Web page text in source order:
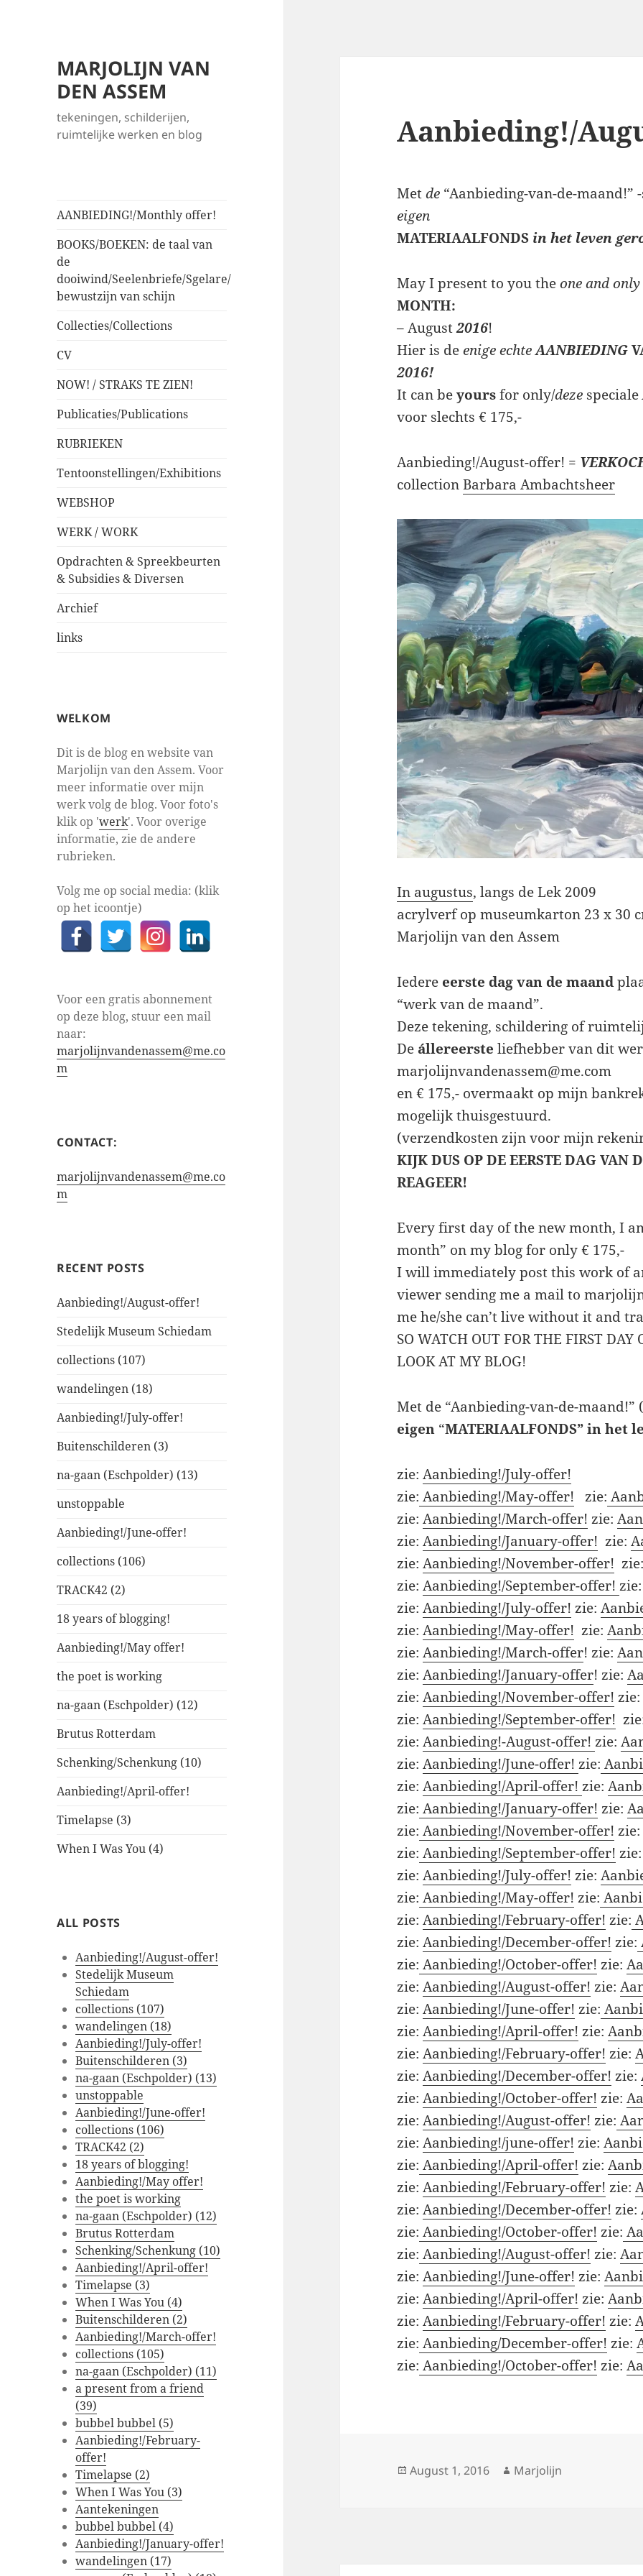
MARJOLIJN VAN
DEN ASSEM
tekeningen, schilderijen,
ruimtelijke werken en blog
AANBIEDING!/Monthly offer!
BOOKS/BOEKEN: de taal van
de
dooiwind/Seelenbriefe/Sgelare/
bewustzijn van schijn
Collecties/Collections
CV
NOW! / STRAKS TE ZIEN!
Publicaties/Publications
RUBRIEKEN
Tentoonstellingen/Exhibitions
WEBSHOP
WERK / WORK
Opdrachten & Spreekbeurten
& Subsidies & Diversen
Archief
links
WELKOM
Dit is de blog en website van
Marjolijn van den Assem. Voor
meer informatie over mijn
werk volg de blog. Voor foto's
klik op 'werk'. Voor overige
informatie, zie de andere
rubrieken.
Volg me op social media: (klik
op het icoontje)
Voor een gratis abonnement
op deze blog, stuur een mail
naar:
marjolijnvandenassem@me.co
m
CONTACT:
marjolijnvandenassem@me.co
m
RECENT POSTS
Aanbieding!/August-offer!
Stedelijk Museum Schiedam
collections (107)
wandelingen (18)
Aanbieding!/July-offer!
Buitenschilderen (3)
na-gaan (Eschpolder) (13)
unstoppable
Aanbieding!/June-offer!
collections (106)
TRACK42 (2)
18 years of blogging!
Aanbieding!/May offer!
the poet is working
na-gaan (Eschpolder) (12)
Brutus Rotterdam
Schenking/Schenkung (10)
Aanbieding!/April-offer!
Timelapse (3)
When I Was You (4)
ALL POSTS
Aanbieding!/August-offer!
Stedelijk Museum
Schiedam
collections (107)
wandelingen (18)
Aanbieding!/July-offer!
Buitenschilderen (3)
na-gaan (Eschpolder) (13)
unstoppable
Aanbieding!/June-offer!
collections (106)
TRACK42 (2)
18 years of blogging!
Aanbieding!/May offer!
the poet is working
na-gaan (Eschpolder) (12)
Brutus Rotterdam
Schenking/Schenkung (10)
Aanbieding!/April-offer!
Timelapse (3)
When I Was You (4)
Buitenschilderen (2)
Aanbieding!/March-offer!
collections (105)
na-gaan (Eschpolder) (11)
a present from a friend
(39)
bubbel bubbel (5)
Aanbieding!/February-
offer!
Timelapse (2)
When I Was You (3)
Aantekeningen
bubbel bubbel (4)
Aanbieding!/January-offer!
wandelingen (17)
Aanbieding!/
Metde “Aanbieding-van-de-
eigen
MATERIAALFONDS in het leven
May I present to you theone and
MONTH:
– August2016!
Hier is deenige echte AANBIEDING
2016!
It can beyoursfor only/deze speciale
voor slechts € 175,-
Aanbieding!/August-offer! =
collectionBarbara Ambachtsheer
In augustus, langs de Lek 2009
acrylverf op museumkarton 23 x 30
Marjolijn van den Assem
Iedere eerste dag van de maand
“werk van de maand”.
Deze tekening, schildering of
De állereerste liefhebber van dit
marjolijnvandenassem@me.com
en € 175,- overmaakt op mijn
mogelijk thuisgestuurd.
(verzendkosten zijn voor mijn
KIJK DUS OP DE EERSTE DAG VAN
REAGEER!
Every first day of the new month, I
month” on my blog for only € 175,-
I will immediately post this work of
viewer sending me a mail to
me he/she can’t live without it and
SO WATCH OUT FOR THE FIRST
LOOK AT MY BLOG!
Met de “Aanbieding-van-de-
eigen “MATERIAALFONDS” in het
zie:Aanbieding!/July-offer!
zie: Aanbieding!/May-offer! zie:
zie:Aanbieding!/March-offer! zie:
zie:Aanbieding!/January-offer! zie:
zie:Aanbieding!/November-offer!
zie:Aanbieding!/September-offer!
zie:Aanbieding!/July-offer! zie:
zie:Aanbieding!/May-offer! zie:
zie:Aanbieding!/March-offer! zie:
zie:Aanbieding!/January-offer! zie:
zie:Aanbieding!/November-offer!
zie:Aanbieding!/September-offer!
zie:Aanbieding!-August-offer!zie:
zie:Aanbieding!/June-offer!zie:
zie:Aanbieding!/April-offer!zie:
zie: Aanbieding!/January-offer! zie:
zie: Aanbieding!/November-offer!
zie: Aanbieding!/September-offer!
zie:Aanbieding!/July-offer! zie:
zie: Aanbieding!/May-offer! zie:
zie:Aanbieding!/February-offer! zie:
zie:Aanbieding!/December-offer! zie:
zie: Aanbieding!/October-offer! zie:
zie:Aanbieding!/August-offer! zie:
zie:Aanbieding!/June-offer! zie:
zie:Aanbieding!/April-offer! zie:
zie:Aanbieding!/February-offer! zie:
zie:Aanbieding!/December-offer! zie:
zie:Aanbieding!/October-offer! zie:
zie:Aanbieding!/August-offer! zie:
zie:Aanbieding!/june-offer! zie:
zie: Aanbieding!/April-offer! zie:
zie:Aanbieding!/February-offer! zie:
zie:Aanbieding!/December-offer! zie:
zie: Aanbieding!/October-offer! zie:
zie: Aanbieding!/August-offer! zie:
zie:Aanbieding!/June-offer! zie:
zie:Aanbieding!/April-offer! zie:
zie:Aanbieding!/February-offer! zie:
zie: Aanbieding/December-offer! zie:
zie: Aanbieding!/October-offer! zie:
Posted
August 1, 2016 Author
Marjolijn